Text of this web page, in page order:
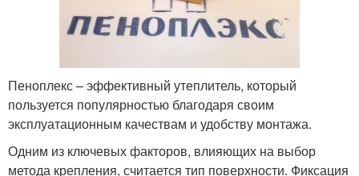
Пеноплекс – эффективный утеплитель, который
пользуется популярностью благодаря своим
эксплуатационным качествам и удобству монтажа.
Одним из ключевых факторов, влияющих на выбор
метода крепления, считается тип поверхности. Фиксация